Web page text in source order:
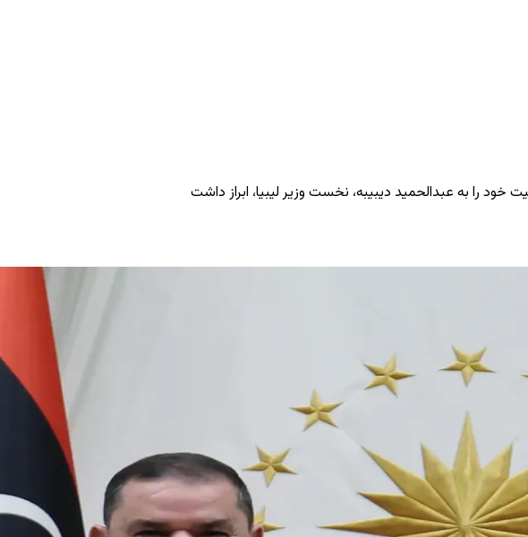
را به عبدالحمید دیبیبه، نخست وزیر لیبیا، ابراز داشت